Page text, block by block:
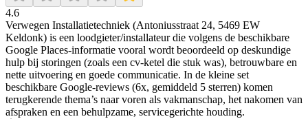
4.6
Verwegen Installatietechniek (Antoniusstraat 24, 5469 EW
Keldonk) is een loodgieter/installateur die volgens de beschikbare
Google Places-informatie vooral wordt beoordeeld op deskundige
hulp bij storingen (zoals een cv-ketel die stuk was), betrouwbare en
nette uitvoering en goede communicatie. In de kleine set
beschikbare Google-reviews (6x, gemiddeld 5 sterren) komen
terugkerende thema’s naar voren als vakmanschap, het nakomen van
afspraken en een behulpzame, servicegerichte houding.